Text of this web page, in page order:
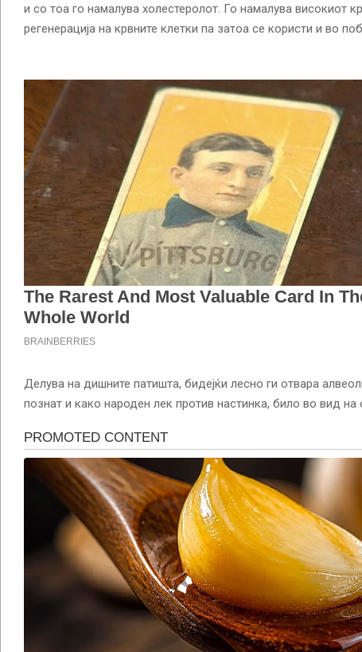
и со тоа го намалува холестеролот. Го намалува високиот
регенерација на крвните клетки па затоа се користи и во
Делува на дишните патишта, бидејќи лесно ги отвара
познат и како народен лек против настинка, било во вид на